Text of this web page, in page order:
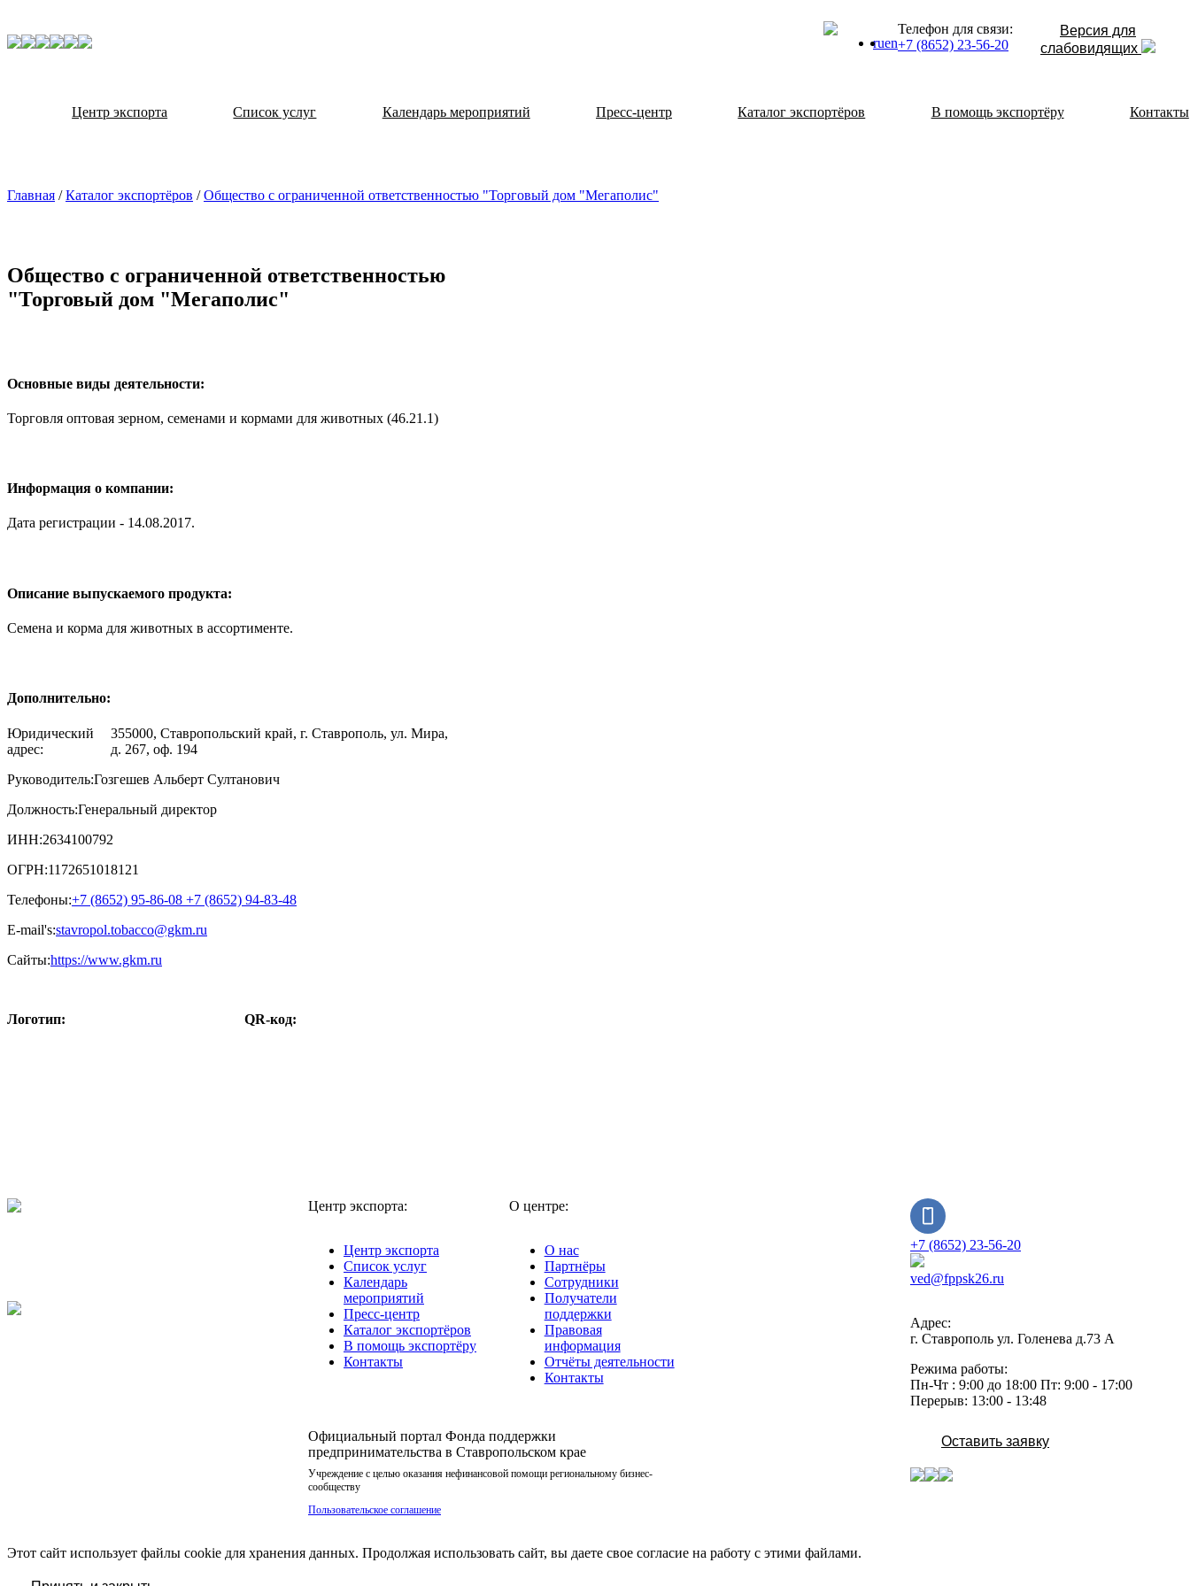
ruen
Телефон для связи:
+7 (8652) 23-56-20
Версия для
слабовидящих
Центр экспорта Список услуг Календарь мероприятий Пресс-центр Каталог экспортёров В помощь экспортёру Контакты
Главная /Каталог экспортёров /Общество с ограниченной ответственностью "Торговый дом "Мегаполис"
Общество с ограниченной ответственностью
"Торговый дом "Мегаполис"
Основные виды деятельности:
Торговля оптовая зерном, семенами и кормами для животных (46.21.1)
Информация о компании:
Дата регистрации - 14.08.2017.
Описание выпускаемого продукта:
Семена и корма для животных в ассортименте.
Дополнительно:
Юридический
адрес:
355000, Ставропольский край, г. Ставрополь, ул. Мира,
д. 267, оф. 194
Руководитель:Гозгешев Альберт Султанович
Должность:Генеральный директор
ИНН:2634100792
ОГРН:1172651018121
Телефоны:+7 (8652) 95-86-08 +7 (8652) 94-83-48
E-mail's:stavropol.tobacco@gkm.ru
Сайты:https://www.gkm.ru
Логотип: QR-код:
Центр экспорта:
Центр экспорта
Список услуг
Календарь
мероприятий
Пресс-центр
Каталог экспортёров
В помощь экспортёру
Контакты
О центре:
О нас
Партнёры
Сотрудники
Получатели
поддержки
Правовая
информация
Отчёты деятельности
Контакты
Официальный портал Фонда поддержки
предпринимательства в Ставропольском крае
Учреждение с целью оказания нефинансовой помощи региональному бизнес-
сообществу
Пользовательское соглашение
+7 (8652) 23-56-20
ved@fppsk26.ru
Адрес:
г. Ставрополь ул. Голенева д.73 A
Режима работы:
Пн-Чт : 9:00 до 18:00 Пт: 9:00 - 17:00
Перерыв: 13:00 - 13:48
Оставить заявку
Этот сайт использует файлы cookie для хранения данных. Продолжая использовать сайт, вы даете свое согласие на работу с этими файлами.